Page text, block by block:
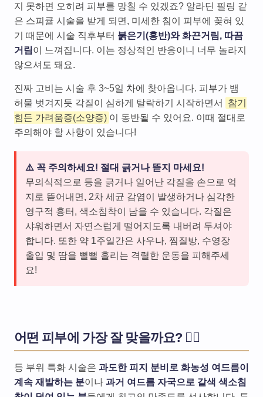
지 못하면 오히려 피부를 망칠 수 있겠죠? 알라딘 필링 같
은 스피큘 시술을 받게 되면, 미세한 침이 피부에 꽂혀 있
기 때문에 시술 직후부터 붉은기(홍반)와 화끈거림, 따끔
거림이 느껴집니다. 이는 정상적인 반응이니 너무 놀라지
않으셔도 돼요.
진짜 고비는 시술 후 3~5일 차에 찾아옵니다. 피부가 뱀
허물 벗겨지듯 각질이 심하게 탈락하기 시작하면서
참기
힘든 가려움증(소양증) 이 동반될 수 있어요. 이때 절대로
주의해야 할 사항이 있습니다!
⚠️ 꼭 주의하세요! 절대 긁거나 뜯지 마세요!
무의식적으로 등을 긁거나 일어난 각질을 손으로 억
지로 뜯어내면, 2차 세균 감염이 발생하거나 심각한
영구적 흉터, 색소침착이 남을 수 있습니다. 각질은
샤워하면서 자연스럽게 떨어지도록 내버려 두셔야
합니다. 또한 약 1주일간은 사우나, 찜질방, 수영장
출입 및 땀을 뻘뻘 흘리는 격렬한 운동을 피해주세
요!
어떤 피부에 가장 잘 맞을까요? 🙋‍♀️
등 부위 특화 시술은 과도한 피지 분비로 화농성 여드름이
계속 재발하는 분이나 과거 여드름 자국으로 갈색 색소침